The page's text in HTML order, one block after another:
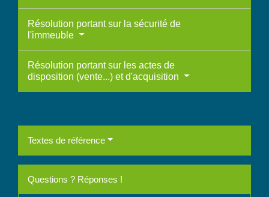
Résolution portant sur la sécurité de
l'immeuble
Résolution portant sur les actes de
disposition (vente...) et d'acquisition
Textes de référence
Questions ? Réponses !